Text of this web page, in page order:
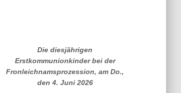
Die diesjährigen
Erstkommunionkinder bei der
Fronleichnamsprozession, am Do.,
den 4. Juni 2026